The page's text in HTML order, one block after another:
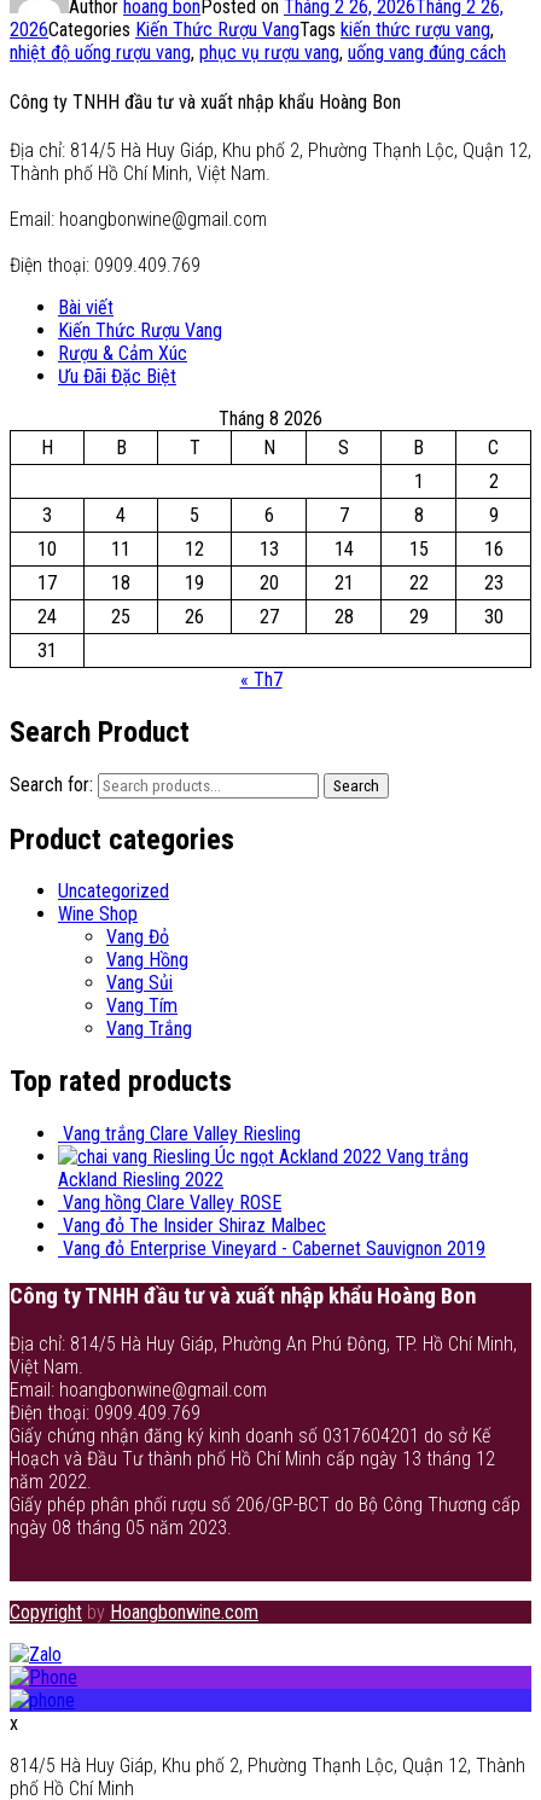
Author hoang bonPosted on Tháng 2 26, 2026Tháng 2 26,
2026Categories Kiến Thức Rượu VangTags kiến thức rượu vang,
nhiệt độ uống rượu vang, phục vụ rượu vang, uống vang đúng cách
Công ty TNHH đầu tư và xuất nhập khẩu Hoàng Bon
Địa chỉ: 814/5 Hà Huy Giáp, Khu phố 2, Phường Thạnh Lộc, Quận 12,
Thành phố Hồ Chí Minh, Việt Nam.
Email: hoangbonwine@gmail.com
Điện thoại: 0909.409.769
Bài viết
Kiến Thức Rượu Vang
Rượu & Cảm Xúc
Ưu Đãi Đặc Biệt
Tháng 8 2026
H
B T N S B
C
1
2
3
4 5 6 7 8
9
10
11 12 13 14 15
16
17
18 19 20 21 22
23
24
25 26 27 28 29
30
31
« Th7
Search Product
Search for: Search
Product categories
Uncategorized
Wine Shop
Vang Đỏ
Vang Hồng
Vang Sủi
Vang Tím
Vang Trắng
Top rated products
Vang trắng Clare Valley Riesling
Vang trắng
Ackland Riesling 2022
Vang hồng Clare Valley ROSE
Vang đỏ The Insider Shiraz Malbec
Vang đỏ Enterprise Vineyard - Cabernet Sauvignon 2019
Công ty TNHH đầu tư và xuất nhập khẩu Hoàng Bon
Địa chỉ: 814/5 Hà Huy Giáp, Phường An Phú Đông, TP. Hồ Chí Minh,
Việt Nam.
Email: hoangbonwine@gmail.com
Điện thoại: 0909.409.769
Giấy chứng nhận đăng ký kinh doanh số 0317604201 do sở Kế
Hoạch và Đầu Tư thành phố Hồ Chí Minh cấp ngày 13 tháng 12
năm 2022.
Giấy phép phân phối rượu số 206/GP-BCT do Bộ Công Thương cấp
ngày 08 tháng 05 năm 2023.
Copyright by Hoangbonwine.com
x
814/5 Hà Huy Giáp, Khu phố 2, Phường Thạnh Lộc, Quận 12, Thành
phố Hồ Chí Minh